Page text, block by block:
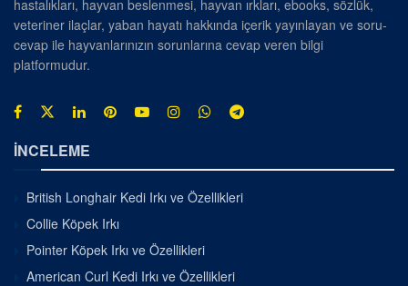
hastalıkları, hayvan beslenmesi, hayvan ırkları, ebooks, sözlük,
veteriner ilaçlar, yaban hayatı hakkında içerik yayınlayan ve soru-
cevap ile hayvanlarınızın sorunlarına cevap veren bilgi
platformudur.
İNCELEME
British Longhair Kedi Irkı ve Özellikleri
Collie Köpek Irkı
Pointer Köpek Irkı ve Özellikleri
American Curl Kedi Irkı ve Özellikleri